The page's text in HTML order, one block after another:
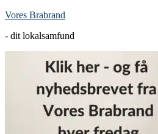
Vores Brabrand
- dit lokalsamfund